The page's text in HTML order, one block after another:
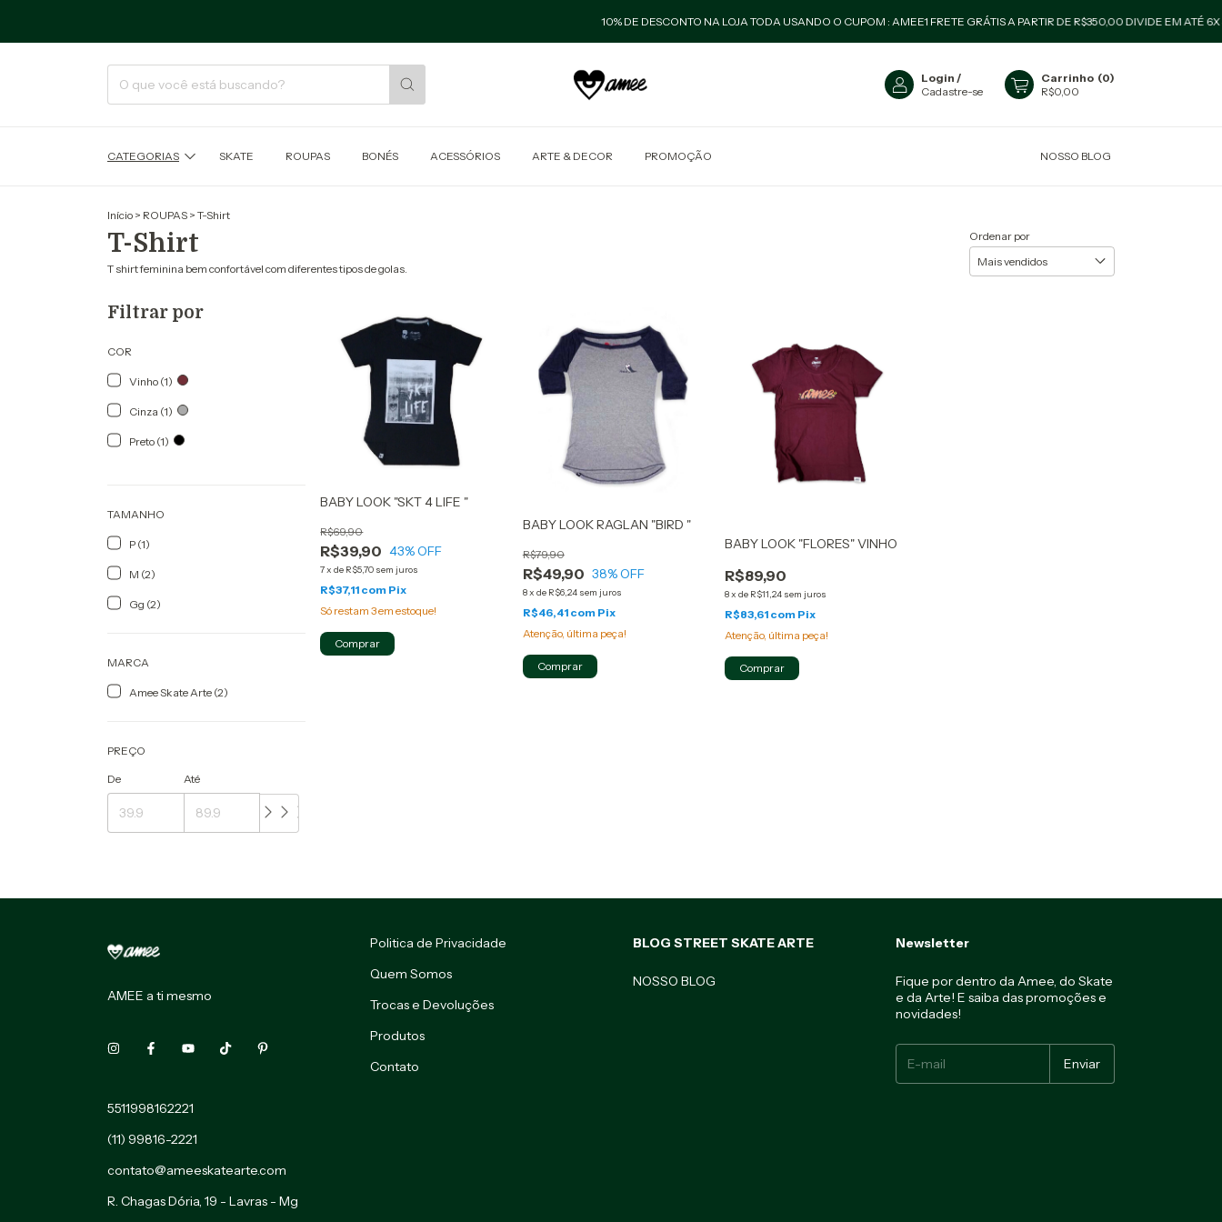
10% DE DESCONTO NA LOJA TODA USANDO O CUPOM : AMEE1 FRETE GRÁTIS A PARTIR DE R$350,00 DIVIDE EM ATÉ 6X SEM
Login /
Cadastre-se
Carrinho (0)
R$0,00
CATEGORIAS SKATE ROUPAS BONÉS ACESSÓRIOS ARTE & DECOR PROMOÇÃO NOSSO BLOG
Início > ROUPAS > T-Shirt
T-Shirt
T shirt feminina bem confortável com diferentes tipos de golas.
Ordenar por
Filtrar por
COR
Vinho (1)
Cinza (1)
Preto (1)
TAMANHO
P (1)
M (2)
Gg (2)
MARCA
Amee Skate Arte (2)
PREÇO
De Até
BABY LOOK "SKT 4 LIFE "
R$39,90
R$69,90
43% OFF
7xde R$5,70 sem juros
R$37,11 com Pix
Só restam3em estoque!
Comprar
BABY LOOK RAGLAN "BIRD "
R$49,90
R$79,90
38% OFF
8x de R$6,24 sem juros
R$46,41 com Pix
Atenção, última peça!
Comprar
BABY LOOK "FLORES" VINHO
R$89,90
8xde R$11,24 sem juros
R$83,61 com Pix
Atenção, última peça!
Comprar
AMEE a ti mesmo
5511998162221
(11) 99816-2221
contato@ameeskatearte.com
R. Chagas Dória, 19 - Lavras - Mg
Politica de Privacidade
Quem Somos
Trocas e Devoluções
Produtos
Contato
BLOG STREET SKATE ARTE
NOSSO BLOG
Newsletter
Fique por dentro da Amee, do Skate
e da Arte! E saiba das promoções e
novidades!